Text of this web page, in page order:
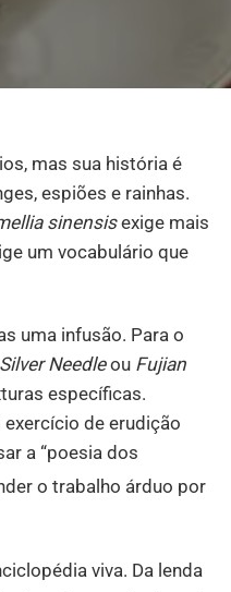
mas sua história é
espiões e rainhas.
sinensisexige mais
um vocabulário que
uma infusão. Para o
Silver Needleou Fujian
específicas.
de erudição
a “poesia dos
o trabalho árduo por
viva. Da lenda